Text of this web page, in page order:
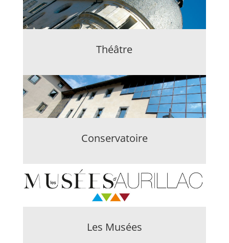
Théâtre
Conservatoire
Les Musées